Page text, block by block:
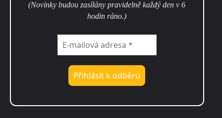
(Novinky budou zasílány pravidelně každý den v 6
hodin ráno.)